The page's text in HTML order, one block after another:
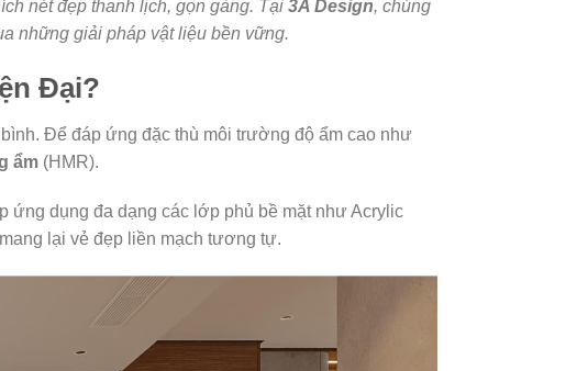
nét đẹp thanh lịch, gọn gàng. Tại 3A Design, chúng
những giải pháp vật liệu bền vững.
Đại?
Để đáp ứng đặc thù môi trường độ ẩm cao như
ẩm (HMR).
ứng dụng đa dạng các lớp phủ bề mặt như Acrylic
lại vẻ đẹp liền mạch tương tự.